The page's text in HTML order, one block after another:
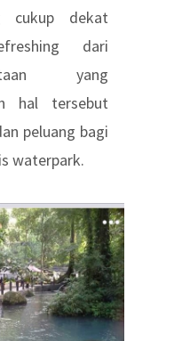
cukup dekat
dari
yang
hal tersebut
peluang bagi
waterpark.